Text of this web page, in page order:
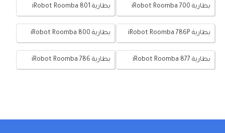
بطارية iRobot Roomba 700 بطارية iRobot Roomba 801
بطارية iRobot Roomba 786P بطارية iRobot Roomba 800
بطارية iRobot Roomba 877 بطارية iRobot Roomba 786